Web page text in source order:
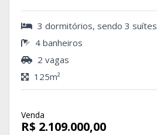
3 dormitórios, sendo 3 suítes
4 banheiros
2 vagas
125m²
Venda
R$ 2.109.000,00